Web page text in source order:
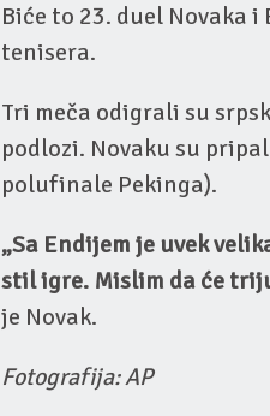
Biće to 23. duel Novaka
tenisera.
Tri meča odigrali su
podlozi. Novaku su
polufinale Pekinga).
„Sa Endijem je uvek
stil igre. Mislim da će
je Novak.
Fotografija: AP